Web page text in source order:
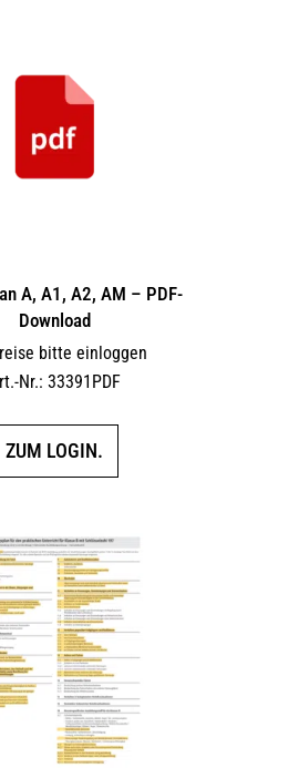
A, A1, A2, AM – PDF-
Download
bitte einloggen
Nr.: 33391PDF
ZUM LOGIN.